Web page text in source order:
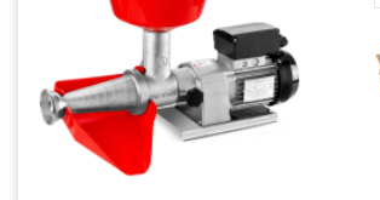
Spiralmac
Spring Protezione
Spyro
Stanley
Stiga